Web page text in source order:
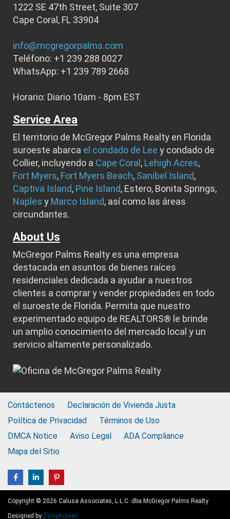
1222 SE 47th Street, Suite 307
Cape Coral, FL 33904
info@mcgregorpalms.com
Teléfono: +1 239 288 0027
WhatsApp: +1 239 789 2668
Horario: Diario 10am - 8pm EST
Service Area
El territorio de McGregor Palms Realty en Florida
suroeste abarca el condado de Lee y condado de
Collier, incluyendo a Cape Coral, Lehigh Acres,
Fort Myers, Fort Myers Beach, Sanibel Island,
Captiva Island, Pine Island, Estero, Bonita Springs,
Naples y Marco Island, así como las áreas
circundantes.
About Us
McGregor Palms Realty es una empresa
destacada en asuntos de bienes raíces
residenciales dedicada a ayudar a nuestros
clientes a comprar y vender propiedades en todo
el suroeste de Florida. Permita que nuestro
experimentado equipo de REALTORS® le brinde
un amplio conocimiento del mercado local y un
servicio altamente personalizado.
Contáctenos
Declaración de Vivienda Justa
Política de Privacidad
Términos de Uso
DMCA Notice
Aviso Legal
ADA Compliance
Mapa del Sitio
Copyright © 2026 Calusa Associates, L.L.C. dba McGregor Palms Realty
Designed by Zymphonies